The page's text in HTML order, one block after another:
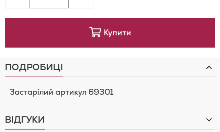
Купити
ПОДРОБИЦІ
Застарілий артикул 69301
ВІДГУКИ